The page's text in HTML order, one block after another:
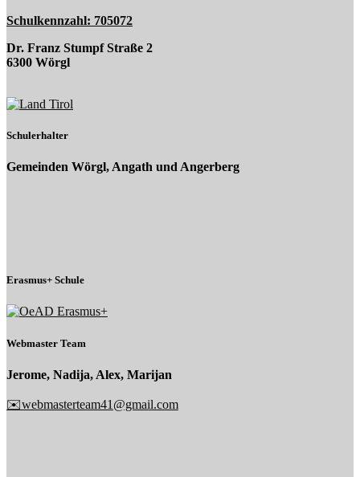
Schulkennzahl: 705072
Dr. Franz Stumpf Straße 2
6300 Wörgl
Schulerhalter
Gemeinden Wörgl, Angath und Angerberg
Erasmus+ Schule
Webmaster Team
Jerome, Nadija, Alex, Marijan
✉️webmasterteam41@gmail.com